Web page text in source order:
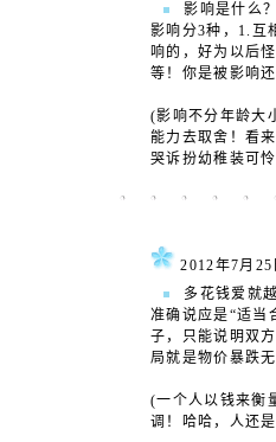
影响是什么？
影响分3种，1.互
响的，好为以后
等！你是被影响
(影响不分年龄大
能力去取舍！看
哭诉扮幼稚装可
2012年7
多花钱爱就
准确说应是“适当
子，只能说明双
局就是物价暴跌
(一个人以钱来衡
调！哈哈，人还